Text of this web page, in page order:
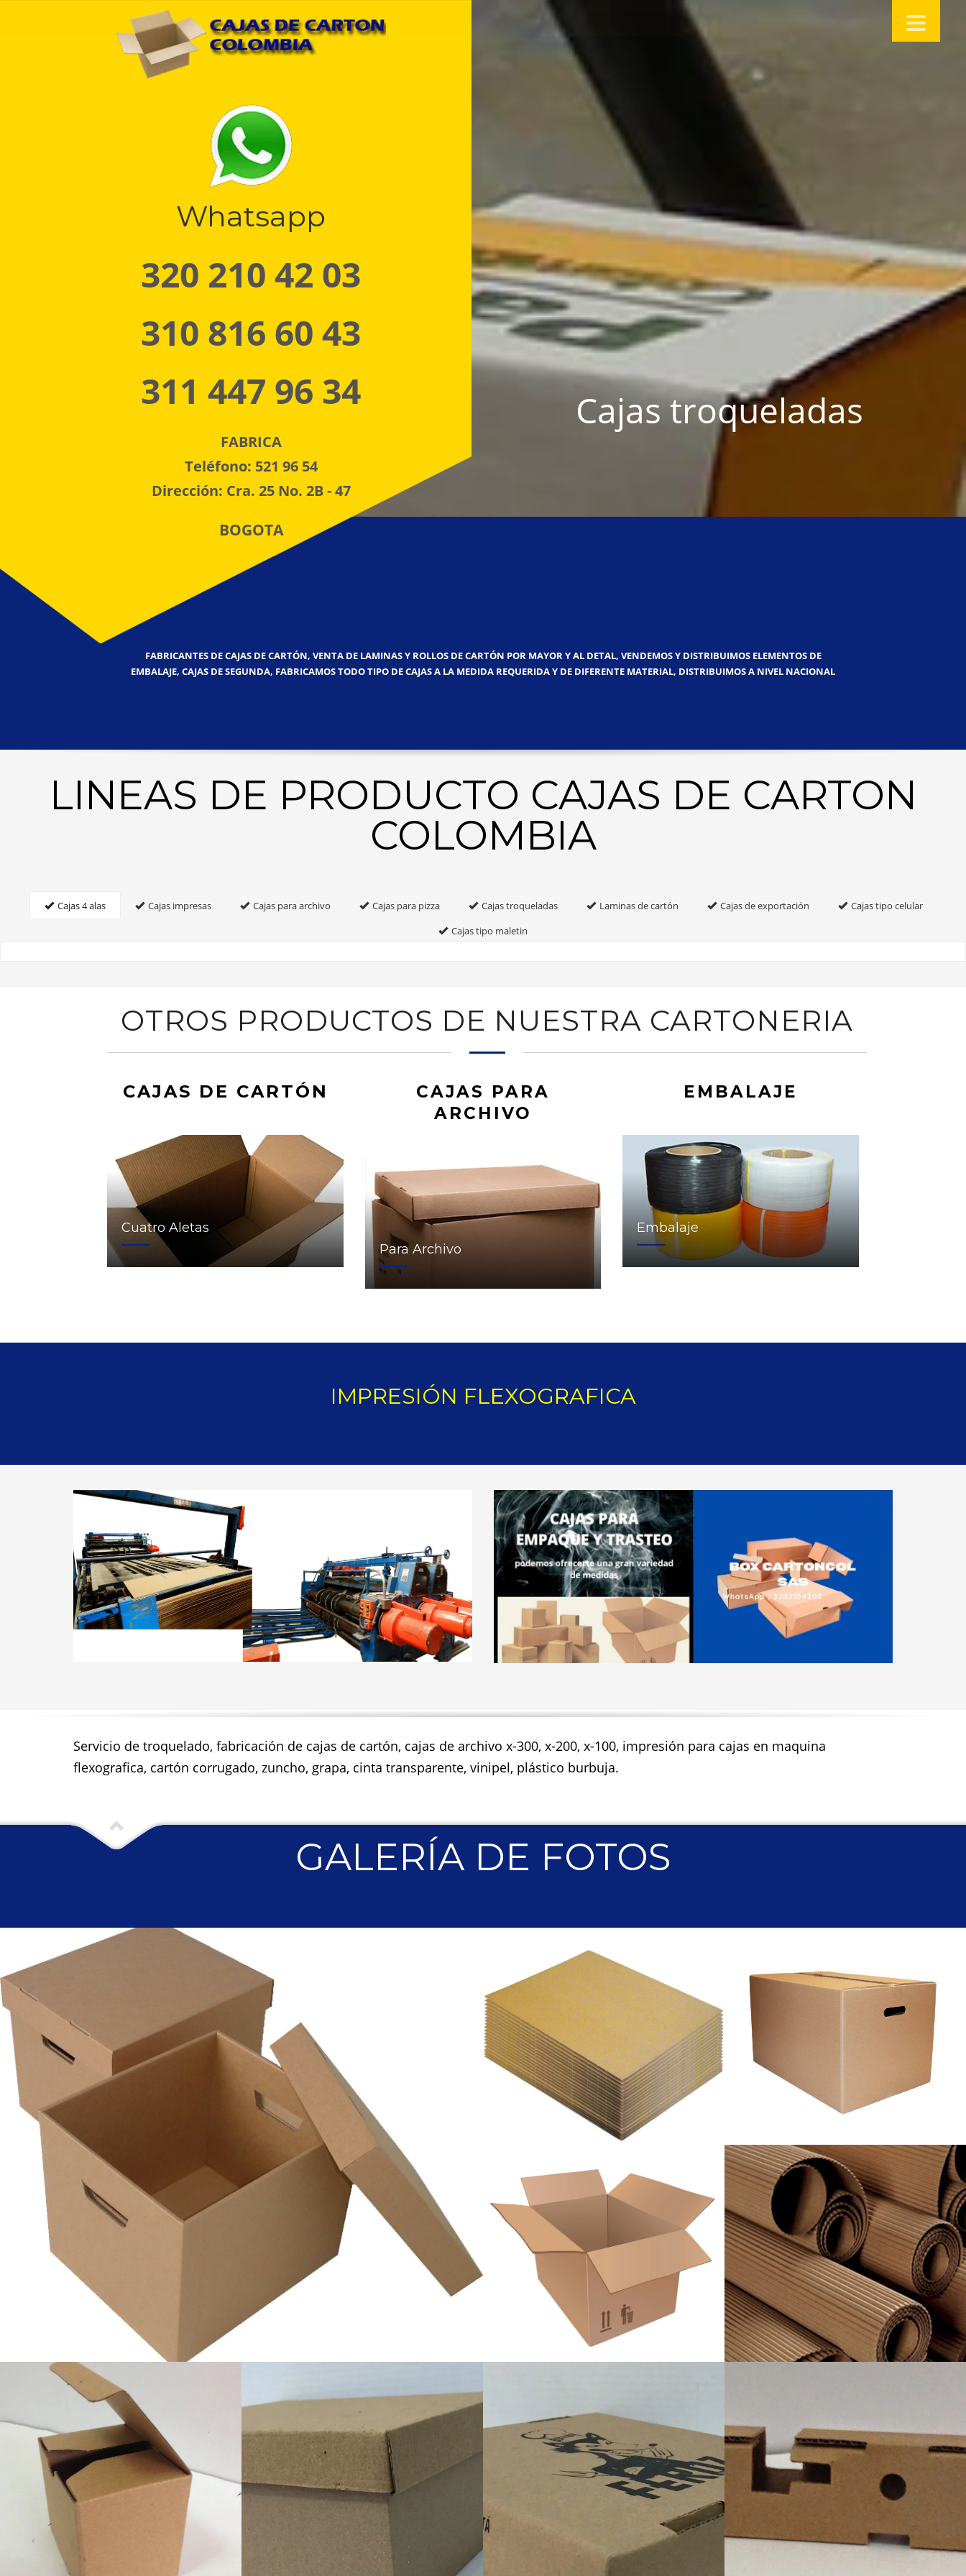
Whatsapp
320 210 42 03
310 816 60 43
311 447 96 34
FABRICA
Teléfono: 521 96 54
Dirección: Cra. 25 No. 2B - 47
BOGOTA
Cajas troqueladas
FABRICANTES DE CAJAS DE CARTÓN, VENTA DE LAMINAS Y ROLLOS DE CARTÓN POR MAYOR Y AL DETAL, VENDEMOS Y DISTRIBUIMOS ELEMENTOS DE
EMBALAJE, CAJAS DE SEGUNDA, FABRICAMOS TODO TIPO DE CAJAS A LA MEDIDA REQUERIDA Y DE DIFERENTE MATERIAL, DISTRIBUIMOS A NIVEL NACIONAL
LINEAS DE PRODUCTO CAJAS DE CARTON
COLOMBIA
Cajas 4 alas Cajas impresas Cajas para archivo Cajas para pizza Cajas troqueladas Laminas de cartón Cajas de exportación
Cajas tipo celular
Cajas tipo maletin
OTROS PRODUCTOS DE NUESTRA CARTONERIA
CAJAS DE CARTÓN
Cuatro Aletas
CAJAS PARA
ARCHIVO
Para Archivo
EMBALAJE
Embalaje
IMPRESIÓN FLEXOGRAFICA
Servicio de troquelado, fabricación de cajas de cartón, cajas de archivo x-300, x-200, x-100, impresión para cajas en maquina
flexografica, cartón corrugado, zuncho, grapa, cinta transparente, vinipel, plástico burbuja.
GALERÍA DE FOTOS